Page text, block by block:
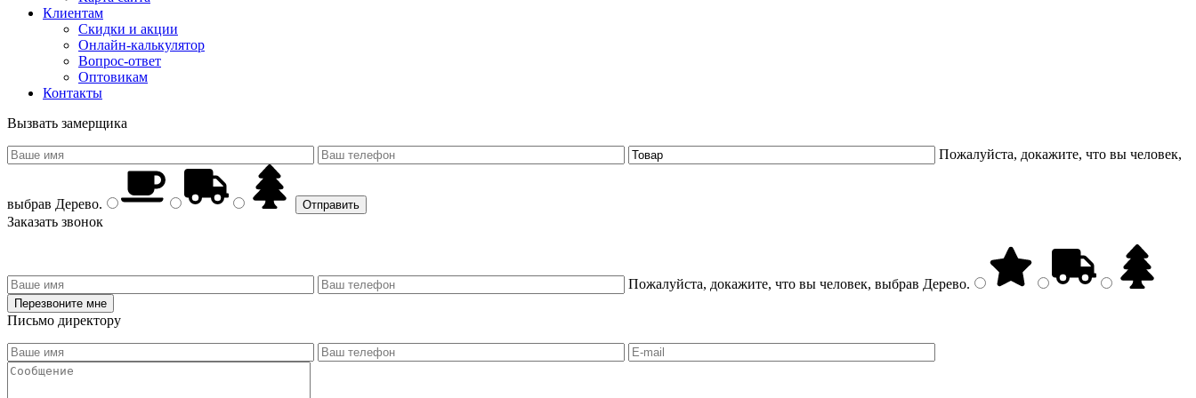
Клиентам
Скидки и акции
Онлайн-калькулятор
Вопрос-ответ
Оптовикам
Контакты
Вызвать замерщика
Пожалуйста, докажите, что вы человек,
выбрав Дерево.
Заказать звонок
Пожалуйста, докажите, что вы человек, выбрав Дерево.
Письмо директору